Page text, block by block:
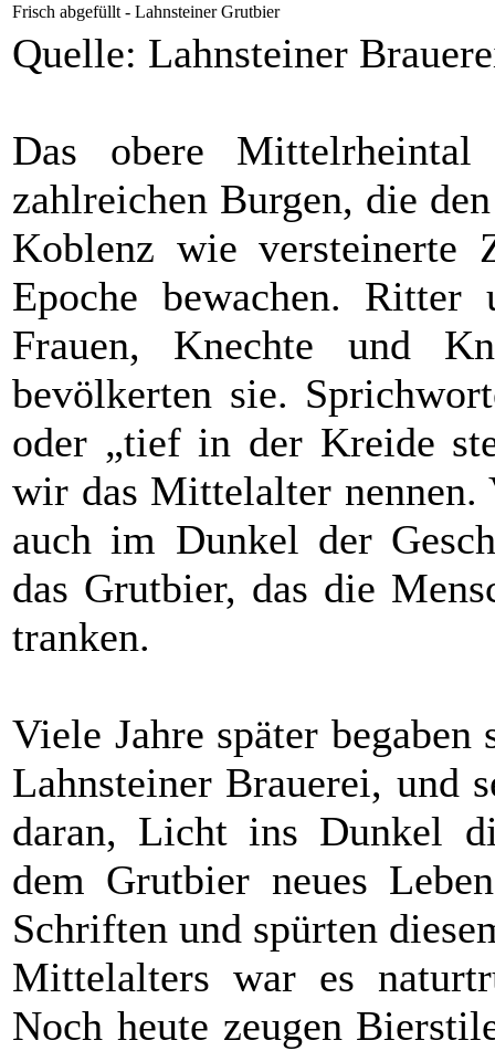
Frisch abgefüllt - Lahnsteiner Grutbier
Quelle: Lahnsteiner
Das obere
zahlreichen Burgen, die
Koblenz wie versteinerte
Epoche bewachen.
Frauen, Knechte und
bevölkerten sie.
oder „tief in der Kreide
wir das Mittelalter
auch im Dunkel der
das Grutbier, das die
tranken.
Viele Jahre später
Lahnsteiner Brauerei, und
daran, Licht ins Dunkel
dem Grutbier neues
Schriften und spürten
Mittelalters war es
Noch heute zeugen